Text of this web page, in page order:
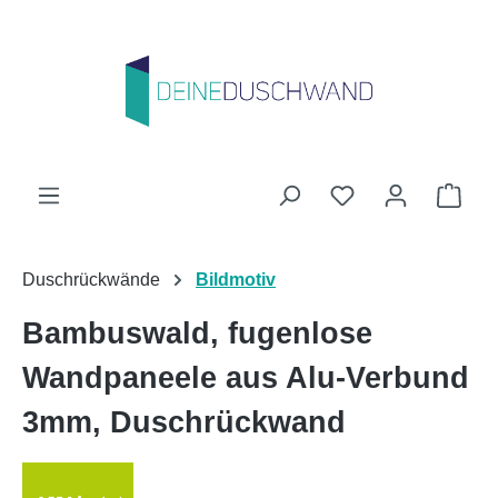
Du hast 0
Duschrückwände Bildmotiv
Bambuswald, fugenlose
Wandpaneele aus Alu-Verbund
3mm, Duschrückwand